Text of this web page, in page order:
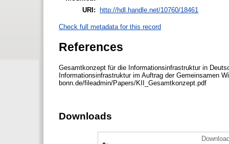
URI: http://hdl.handle.net/10760/18461
Check full metadata for this record
References
Gesamtkonzept für die Informationsinfrastruktur in
Informationsinfrastruktur im Auftrag der Gemeinsamen
bonn.de/fileadmin/Papers/KII_Gesamtkonzept.pdf
Downloads